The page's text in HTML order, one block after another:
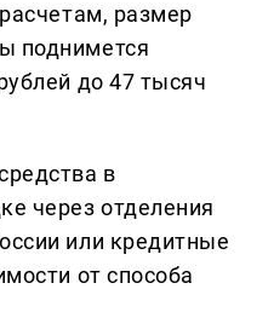
размер
поднимется
до 47 тысяч
в
через отделения
или кредитные
от способа